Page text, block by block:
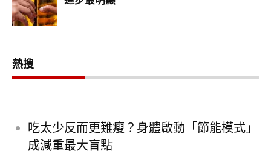
熱搜
吃太少反而更難瘦？身體啟動「節能模式」
成減重最大盲點